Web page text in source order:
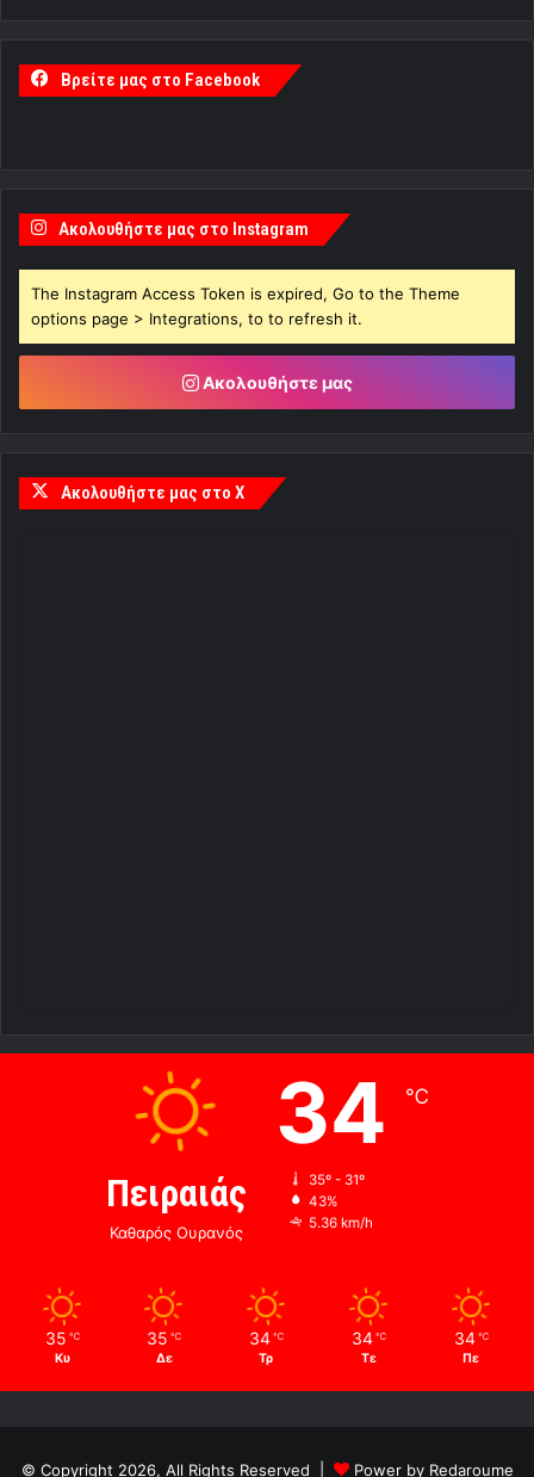
Βρείτε μας στο Facebook
Ακολουθήστε μας στο Instagram
The Instagram Access Token is expired, Go to the Theme
options page > Integrations, to to refresh it.
Ακολουθήστε μας
Ακολουθήστε μας στο X
Πειραιάς
Καθαρός Ουρανός
34 ℃
35º - 31º
43%
5.36 km/h
35 ℃
Κυ
35 ℃
Δε
34 ℃
Τρ
34 ℃
Τε
34 ℃
Πε
© Copyright 2026, All Rights Reserved | Power by Redaroume